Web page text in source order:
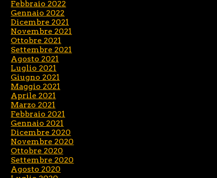
Febbraio 2022
Gennaio 2022
Dicembre 2021
Novembre 2021
Ottobre 2021
Settembre 2021
Agosto 2021
Luglio 2021
Giugno 2021
Maggio 2021
Aprile 2021
Marzo 2021
Febbraio 2021
Gennaio 2021
Dicembre 2020
Novembre 2020
Ottobre 2020
Settembre 2020
Agosto 2020